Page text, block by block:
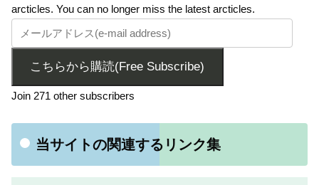
arcticles. You can no longer miss the latest arcticles.
こちらから購読(Free Subscribe)
Join 271 other subscribers
当サイトの関連するリンク集